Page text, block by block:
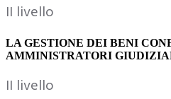
II livello
LA GESTIONE DEI BENI
AMMINISTRATORI
II livello